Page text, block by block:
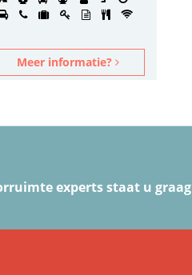
Meer informatie?
experts staat u